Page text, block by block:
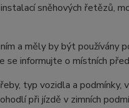
sněhových řetězů,
a měly by být používány
se informujte o místních
typ vozidla a podmínky,
při jízdě v zimních